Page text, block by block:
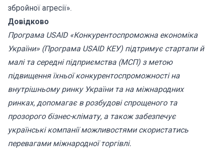
збройної агресії».
Довідково
Програма USAID «Конкурентоспроможна економіка
України» (Програма USAID КЕУ) підтримує стартапи й
малі та середні підприємства (МСП) з метою
підвищення їхньої конкурентоспроможності на
внутрішньому ринку України та на міжнародних
ринках, допомагає в розбудові спрощеного та
прозорого бізнес-клімату, а також забезпечує
українські компанії можливостями скористатись
перевагами міжнародної торгівлі.